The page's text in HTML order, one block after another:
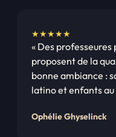
★★★★★
N
o
t
e
:
5
« Des professeures
proposent de la
bonne ambiance :
latino et enfants au
Ophélie Ghyselinck